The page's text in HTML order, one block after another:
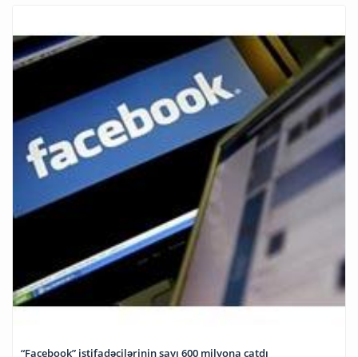
“Facebook” istifadəçilərinin sayı 600 milyona çatdı